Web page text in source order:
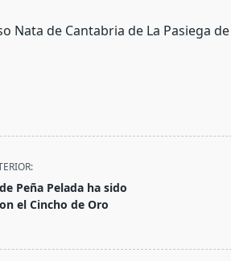
Nata de Cantabria de La Pasiega
Peña Pelada ha sido
el Cincho de Oro